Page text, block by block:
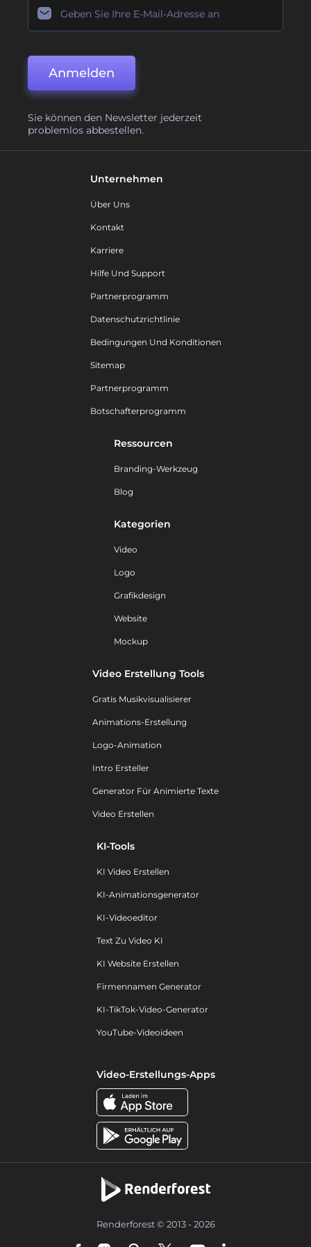
Anmelden
Sie können den Newsletter jederzeit
problemlos abbestellen.
Unternehmen
Über Uns
Kontakt
Karriere
Hilfe Und Support
Partnerprogramm
Datenschutzrichtlinie
Bedingungen Und Konditionen
Sitemap
Partnerprogramm
Botschafterprogramm
Ressourcen
Branding-Werkzeug
Blog
Kategorien
Video
Logo
Grafikdesign
Website
Mockup
Video Erstellung Tools
Gratis Musikvisualisierer
Animations-Erstellung
Logo-Animation
Intro Ersteller
Generator Für Animierte Texte
Video Erstellen
KI-Tools
KI Video Erstellen
KI-Animationsgenerator
KI-Videoeditor
Text Zu Video KI
KI Website Erstellen
Firmennamen Generator
KI-TikTok-Video-Generator
YouTube-Videoideen
Video-Erstellungs-Apps
Renderforest © 2013 - 2026